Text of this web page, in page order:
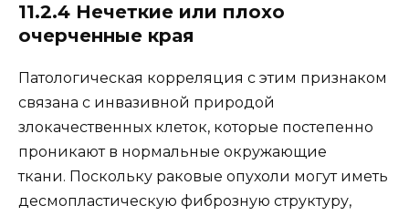
11.2.4 Нечеткие или плохо
очерченные края
Патологическая корреляция с этим признаком
связана с инвазивной природой
злокачественных клеток, которые постепенно
проникают в нормальные окружающие
ткани. Поскольку раковые опухоли могут иметь
десмопластическую фиброзную структуру,